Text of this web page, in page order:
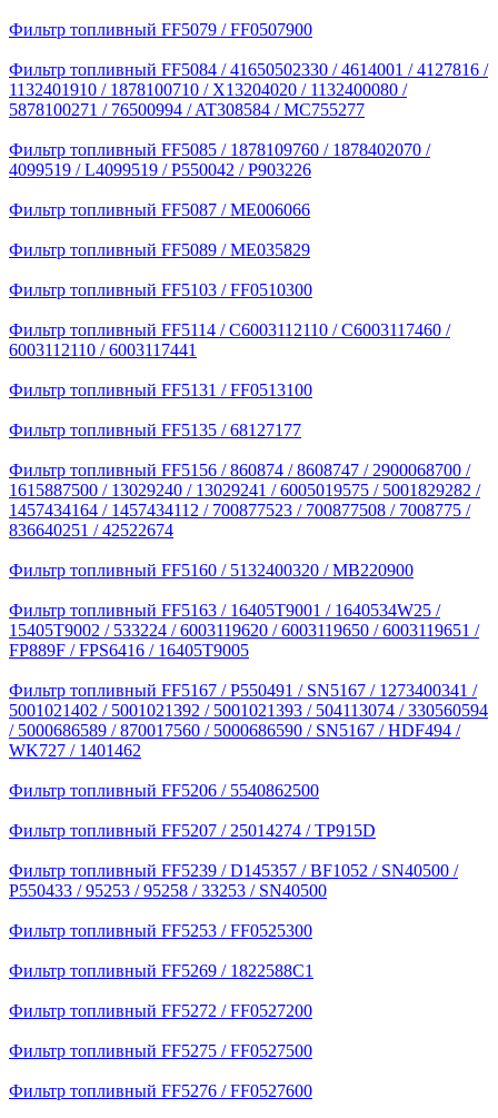
Фильтр топливный FF5079 / FF0507900
Фильтр топливный FF5084 / 41650502330 / 4614001 / 4127816 /
1132401910 / 1878100710 / X13204020 / 1132400080 /
5878100271 / 76500994 / AT308584 / MC755277
Фильтр топливный FF5085 / 1878109760 / 1878402070 /
4099519 / L4099519 / P550042 / P903226
Фильтр топливный FF5087 / ME006066
Фильтр топливный FF5089 / ME035829
Фильтр топливный FF5103 / FF0510300
Фильтр топливный FF5114 / C6003112110 / C6003117460 /
6003112110 / 6003117441
Фильтр топливный FF5131 / FF0513100
Фильтр топливный FF5135 / 68127177
Фильтр топливный FF5156 / 860874 / 8608747 / 2900068700 /
1615887500 / 13029240 / 13029241 / 6005019575 / 5001829282 /
1457434164 / 1457434112 / 700877523 / 700877508 / 7008775 /
836640251 / 42522674
Фильтр топливный FF5160 / 5132400320 / MB220900
Фильтр топливный FF5163 / 16405T9001 / 1640534W25 /
15405T9002 / 533224 / 6003119620 / 6003119650 / 6003119651 /
FP889F / FPS6416 / 16405T9005
Фильтр топливный FF5167 / P550491 / SN5167 / 1273400341 /
5001021402 / 5001021392 / 5001021393 / 504113074 / 330560594
/ 5000686589 / 870017560 / 5000686590 / SN5167 / HDF494 /
WK727 / 1401462
Фильтр топливный FF5206 / 5540862500
Фильтр топливный FF5207 / 25014274 / TP915D
Фильтр топливный FF5239 / D145357 / BF1052 / SN40500 /
P550433 / 95253 / 95258 / 33253 / SN40500
Фильтр топливный FF5253 / FF0525300
Фильтр топливный FF5269 / 1822588C1
Фильтр топливный FF5272 / FF0527200
Фильтр топливный FF5275 / FF0527500
Фильтр топливный FF5276 / FF0527600